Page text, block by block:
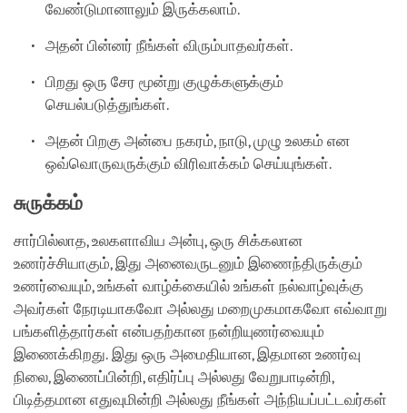
வேண்டுமானாலும் இருக்கலாம்.
அதன் பின்னர் நீங்கள் விரும்பாதவர்கள்.
பிறது ஒரு சேர மூன்று குழுக்களுக்கும்
செயல்படுத்துங்கள்.
அதன் பிறகு அன்பை நகரம், நாடு, முழு உலகம் என
ஒவ்வொருவருக்கும் விரிவாக்கம் செய்யுங்கள்.
சுருக்கம்
சார்பில்லாத, உலகளாவிய அன்பு, ஒரு சிக்கலான
உணர்ச்சியாகும், இது அனைவருடனும் இணைந்திருக்கும்
உணர்வையும், உங்கள் வாழ்க்கையில் உங்கள் நல்வாழ்வுக்கு
அவர்கள் நேரடியாகவோ அல்லது மறைமுகமாகவோ எவ்வாறு
பங்களித்தார்கள் என்பதற்கான நன்றியுணர்வையும்
இணைக்கிறது. இது ஒரு அமைதியான, இதமான உணர்வு
நிலை, இணைப்பின்றி, எதிர்ப்பு அல்லது வேறுபாடின்றி,
பிடித்தமான எதுவுமின்றி அல்லது நீங்கள் அந்நியப்பட்டவர்கள்